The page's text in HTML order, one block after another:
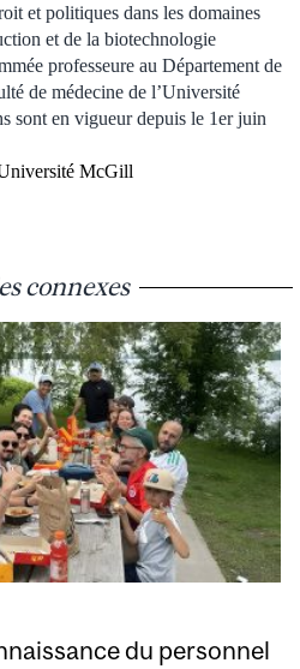
et politiques dans les domaines
et de la biotechnologie
professeure au Département de
de médecine de l’Université
sont en vigueur depuis le 1er juin
McGill
connexes
du personnel